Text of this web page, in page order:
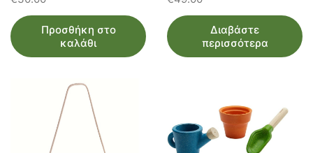
Προσθήκη στο
καλάθι
Διαβάστε
περισσότερα